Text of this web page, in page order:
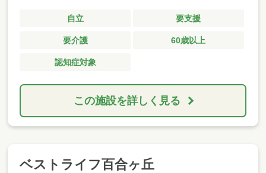
自立 要支援
要介護 60歳以上
認知症対象
この施設を詳しく見る
ベストライフ百合ヶ丘